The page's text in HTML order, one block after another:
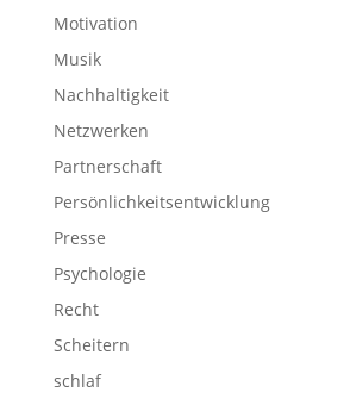
Motivation
Musik
Nachhaltigkeit
Netzwerken
Partnerschaft
Persönlichkeitsentwicklung
Presse
Psychologie
Recht
Scheitern
schlaf